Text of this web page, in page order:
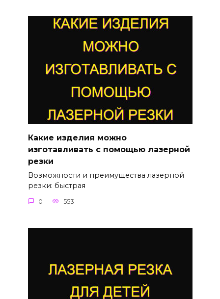
Какие изделия можно
изготавливать с помощью лазерной
резки
Возможности и преимущества лазерной
резки: быстрая
0 553